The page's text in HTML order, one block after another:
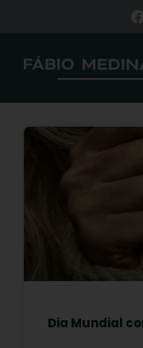
Dia Mundial